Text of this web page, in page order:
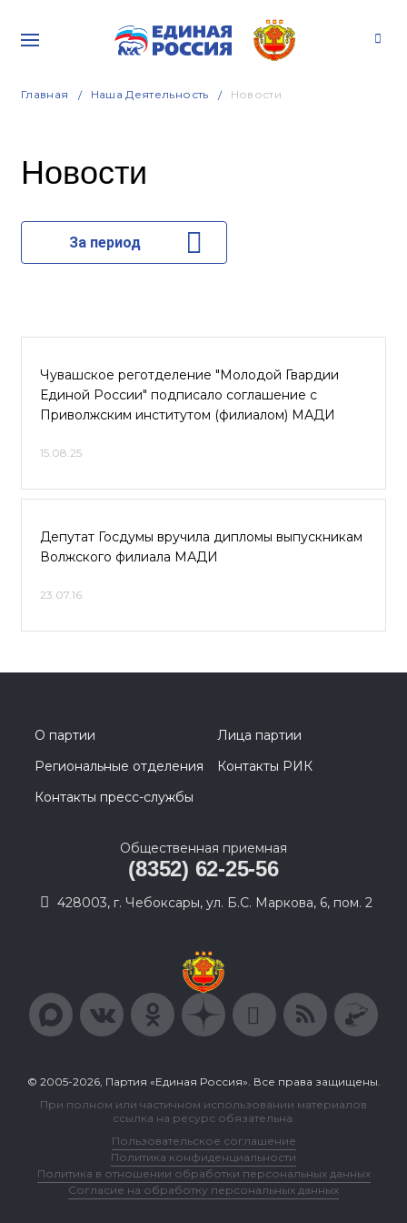
Главная Наша Деятельность Новости
Новости
За период
Чувашское реготделение "Молодой Гвардии
Единой России" подписало соглашение с
Приволжским институтом (филиалом) МАДИ
15.08.25
Депутат Госдумы вручила дипломы выпускникам
Волжского филиала МАДИ
23.07.16
О партии
Лица партии
Региональные отделения
Контакты РИК
Контакты пресс-службы
Общественная приемная
(8352) 62-25-56
428003, г. Чебоксары, ул. Б.С. Маркова, 6, пом. 2
© 2005-2026, Партия «Единая Россия». Все права защищены.
При полном или частичном использовании материалов
ссылка на ресурс обязательна.
Пользовательское соглашение
Политика конфиденциальности
Политика в отношении обработки персональных данных
Согласие на обработку персональных данных